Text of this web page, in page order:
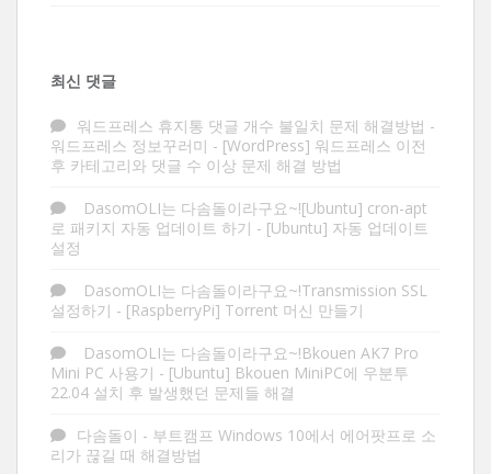
최신 댓글
워드프레스 휴지통 댓글 개수 불일치 문제 해결방법 -
워드프레스 정보꾸러미 - [WordPress] 워드프레스 이전
후 카테고리와 댓글 수 이상 문제 해결 방법
DasomOLI는 다솜돌이라구요~![Ubuntu] cron-apt
로 패키지 자동 업데이트 하기 - [Ubuntu] 자동 업데이트
설정
DasomOLI는 다솜돌이라구요~!Transmission SSL
설정하기 - [RaspberryPi] Torrent 머신 만들기
DasomOLI는 다솜돌이라구요~!Bkouen AK7 Pro
Mini PC 사용기 - [Ubuntu] Bkouen MiniPC에 우분투
22.04 설치 후 발생했던 문제들 해결
다솜돌이 - 부트캠프 Windows 10에서 에어팟프로 소
리가 끊길 때 해결방법